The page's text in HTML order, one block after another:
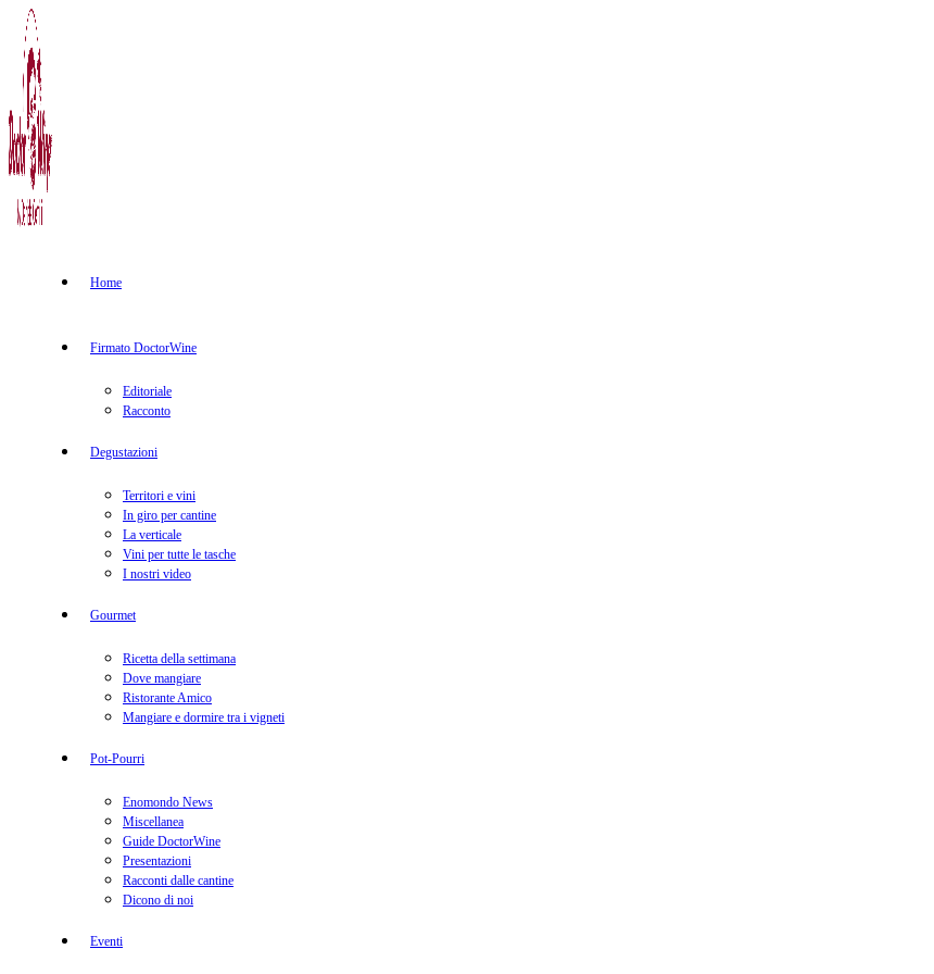
Home
Firmato DoctorWine
Editoriale
Racconto
Degustazioni
Territori e vini
In giro per cantine
La verticale
Vini per tutte le tasche
I nostri video
Gourmet
Ricetta della settimana
Dove mangiare
Ristorante Amico
Mangiare e dormire tra i vigneti
Pot-Pourri
Enomondo News
Miscellanea
Guide DoctorWine
Presentazioni
Racconti dalle cantine
Dicono di noi
Eventi